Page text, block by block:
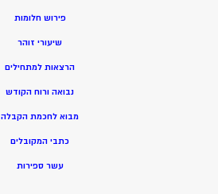
פירוש חלומות
שיעורי זוהר
הרצאות למתחילים
נבואה ורוח הקודש
מבוא לחכמת הקבלה
כתבי המקובלים
עשר ספירות